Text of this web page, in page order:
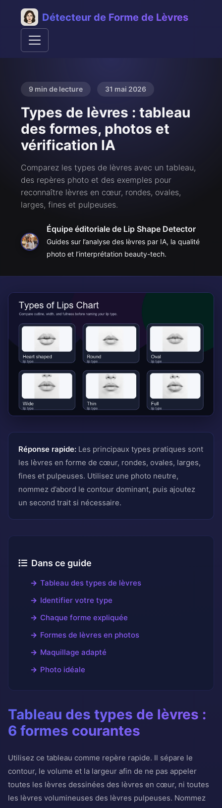
Détecteur de Forme de Lèvres
9 min de lecture 31 mai 2026
Types de lèvres : tableau
des formes, photos et
vérification IA
Comparez les types de lèvres avec un tableau,
des repères photo et des exemples pour
reconnaître lèvres en cœur, rondes, ovales,
larges, fines et pulpeuses.
Équipe éditoriale de Lip Shape Detector
Guides sur l’analyse des lèvres par IA, la qualité
photo et l’interprétation beauty-tech.
Réponse rapide: Les principaux types pratiques sont
les lèvres en forme de cœur, rondes, ovales, larges,
fines et pulpeuses. Utilisez une photo neutre,
nommez d’abord le contour dominant, puis ajoutez
un second trait si nécessaire.
Dans ce guide
Tableau des types de lèvres
Identifier votre type
Chaque forme expliquée
Formes de lèvres en photos
Maquillage adapté
Photo idéale
Tableau des types de lèvres :
6 formes courantes
Utilisez ce tableau comme repère rapide. Il sépare le
contour, le volume et la largeur afin de ne pas appeler
toutes les lèvres dessinées des lèvres en cœur, ni toutes
les lèvres volumineuses des lèvres pulpeuses. Nommez